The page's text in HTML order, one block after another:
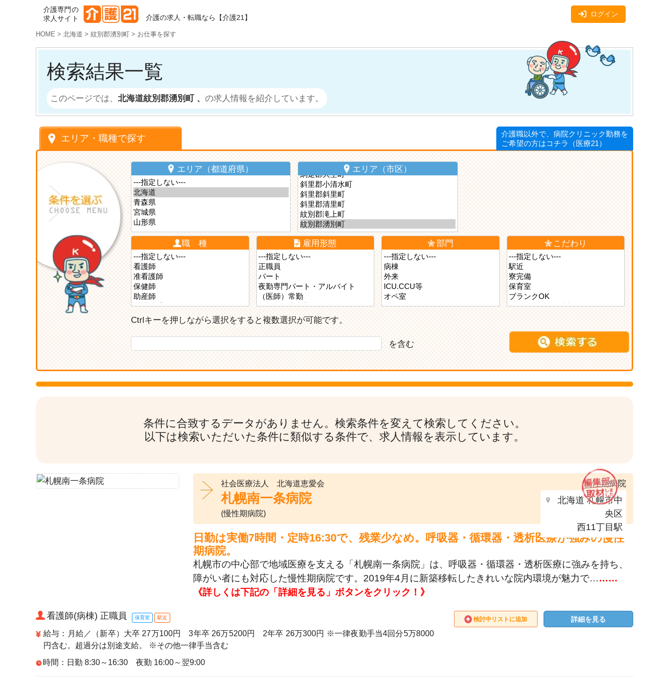
介護専門の
求人サイト
介護の求人・転職なら【介護21】 ログイン
HOME > 北海道 > 紋別郡湧別町 > お仕事を探す
検索結果一覧
このページでは、 北海道紋別郡湧別町 、 の求人情報を紹介しています。
介護職以外で、病院クリニック勤務を
ご希望の方はコチラ（医療21）
エリア・職種で探す
エリア（都道府県） エリア（市区）
職 種 雇用形態 部門 こだわり
Ctrlキーを押しながら選択をすると複数選択が可能です。
を含む
条件に合致するデータがありません。検索条件を変えて検索してください。
以下は検索いただいた条件に類似する条件で、求人情報を表示しています。
社会医療法人 北海道恵愛会
札幌南一条病院
(慢性期病院)
慢性期病院
北海道 札幌市中
央区
西11丁目駅
日勤は実働7時間・定時16:30で、残業少なめ。呼吸器・循環器・透析医療が強みの慢性
期病院。
札幌市の中心部で地域医療を支える「札幌南一条病院」は、呼吸器・循環器・透析医療に強みを持ち、
障がい者にも対応した慢性期病院です。2019年4月に新築移転したきれいな院内環境が魅力で………
《詳しくは下記の「詳細を見る」ボタンをクリック！》
看護師(病棟) 正職員 保育室 駅近
給与：月給／（新卒）大卒 27万100円 3年卒 26万5200円 2年卒 26万300円 ※一律夜勤手当4回分5万8000
円含む。超過分は別途支給。 ※その他一律手当含む
時間：日勤 8:30～16:30 夜勤 16:00～翌9:00
検討中リストに追加 詳細を見る